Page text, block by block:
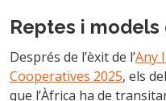
Reptes i
Després de l’èxit de l’Any
Cooperatives 2025, els
que l’Àfrica ha de